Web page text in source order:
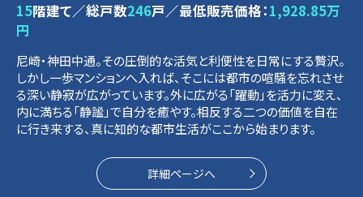
15階建て／総戸数246戸／最低販売価格：1,928.85万
円
尼崎・神田中通。その圧倒的な活気と利便性を日常にする贅沢。
しかし一歩マンションへ入れば、そこには都市の喧騒を忘れさせ
る深い静寂が広がっています。外に広がる「躍動」を活力に変え、
内に満ちる「静謐」で自分を癒やす。相反する二つの価値を自在
に行き来する、真に知的な都市生活がここから始まります。
詳細ページへ